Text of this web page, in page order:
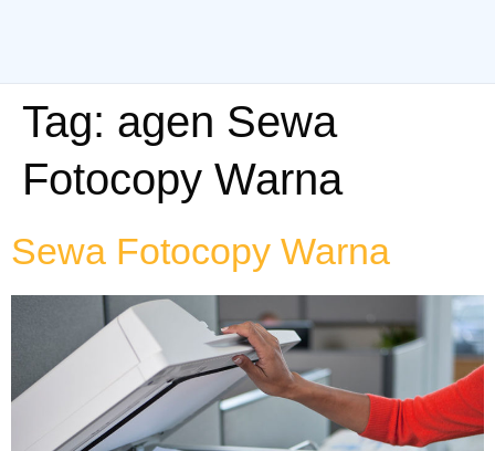
Tag: agen Sewa
Fotocopy Warna
Sewa Fotocopy Warna